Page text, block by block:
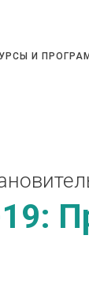
И И